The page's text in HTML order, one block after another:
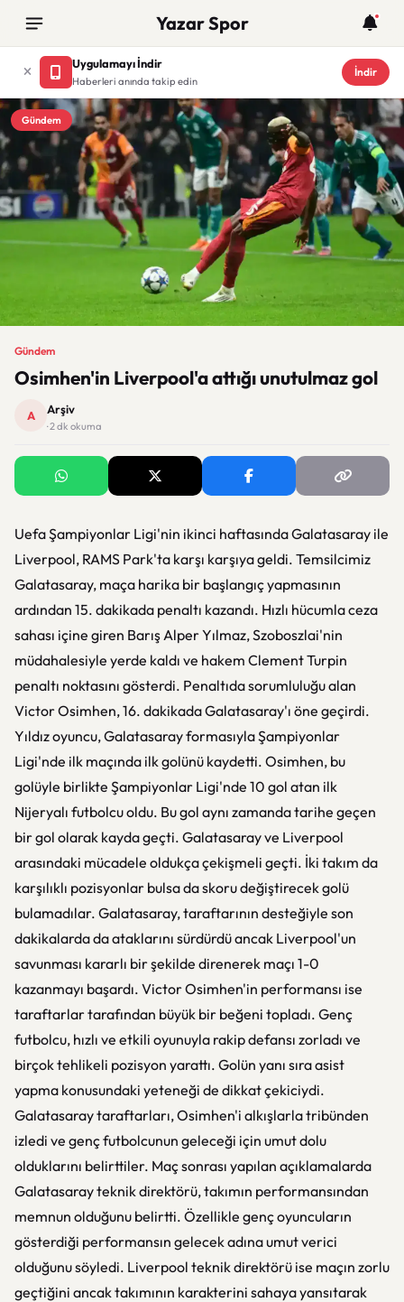
Yazar Spor
Uygulamayı İndir
Haberleri anında takip edin
İndir
Gündem
Gündem
Osimhen'in Liverpool'a attığı unutulmaz gol
A Arşiv
· 2 dk okuma
Uefa Şampiyonlar Ligi'nin ikinci haftasında Galatasaray ile
Liverpool, RAMS Park'ta karşı karşıya geldi. Temsilcimiz
Galatasaray, maça harika bir başlangıç yapmasının
ardından 15. dakikada penaltı kazandı. Hızlı hücumla ceza
sahası içine giren Barış Alper Yılmaz, Szoboszlai'nin
müdahalesiyle yerde kaldı ve hakem Clement Turpin
penaltı noktasını gösterdi. Penaltıda sorumluluğu alan
Victor Osimhen, 16. dakikada Galatasaray'ı öne geçirdi.
Yıldız oyuncu, Galatasaray formasıyla Şampiyonlar
Ligi'nde ilk maçında ilk golünü kaydetti. Osimhen, bu
golüyle birlikte Şampiyonlar Ligi'nde 10 gol atan ilk
Nijeryalı futbolcu oldu. Bu gol aynı zamanda tarihe geçen
bir gol olarak kayda geçti. Galatasaray ve Liverpool
arasındaki mücadele oldukça çekişmeli geçti. İki takım da
karşılıklı pozisyonlar bulsa da skoru değiştirecek golü
bulamadılar. Galatasaray, taraftarının desteğiyle son
dakikalarda da ataklarını sürdürdü ancak Liverpool'un
savunması kararlı bir şekilde direnerek maçı 1-0
kazanmayı başardı. Victor Osimhen'in performansı ise
taraftarlar tarafından büyük bir beğeni topladı. Genç
futbolcu, hızlı ve etkili oyunuyla rakip defansı zorladı ve
birçok tehlikeli pozisyon yarattı. Golün yanı sıra asist
yapma konusundaki yeteneği de dikkat çekiciydi.
Galatasaray taraftarları, Osimhen'i alkışlarla tribünden
izledi ve genç futbolcunun geleceği için umut dolu
olduklarını belirttiler. Maç sonrası yapılan açıklamalarda
Galatasaray teknik direktörü, takımın performansından
memnun olduğunu belirtti. Özellikle genç oyuncuların
gösterdiği performansın gelecek adına umut verici
olduğunu söyledi. Liverpool teknik direktörü ise maçın zorlu
geçtiğini ancak takımının karakterini sahaya yansıtarak